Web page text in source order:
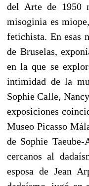
del Arte de 1950
misoginia es
fetichista. En esas
de Bruselas,
en la que se
intimidad de la
Sophie Calle,
exposiciones
Museo Picasso
de Sophie
cercanos al
esposa de Jean